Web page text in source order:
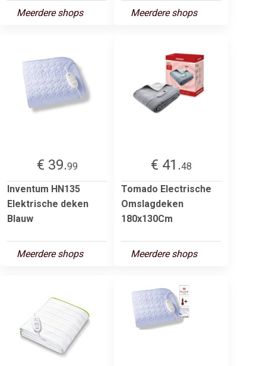
Meerdere shops Meerdere shops
€ 39.99
Inventum HN135
Elektrische deken
Blauw
Meerdere shops
€ 41.48
Tomado Electrische
Omslagdeken
180x130Cm
Meerdere shops